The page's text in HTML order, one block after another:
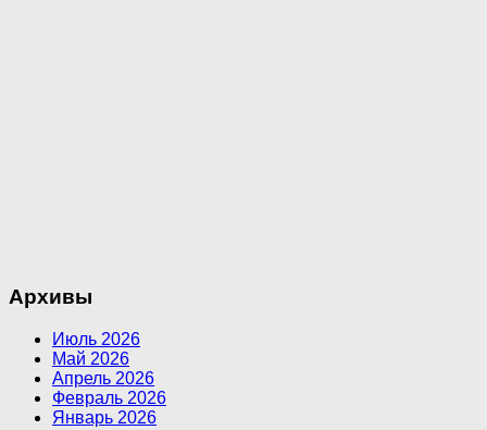
Архивы
Июль 2026
Май 2026
Апрель 2026
Февраль 2026
Январь 2026